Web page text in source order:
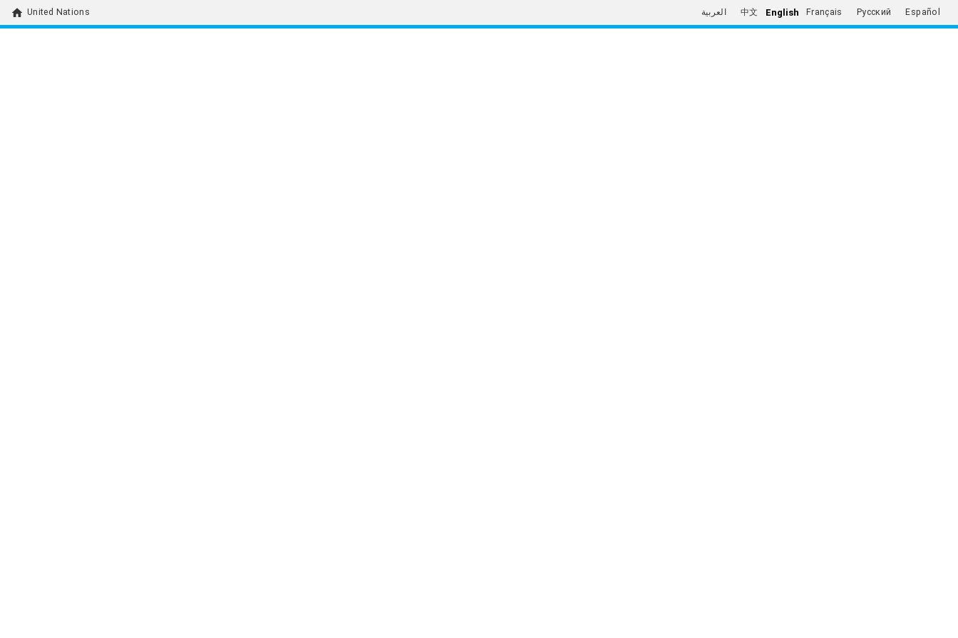
home United Nations العربية 中文 English Français Русский Español